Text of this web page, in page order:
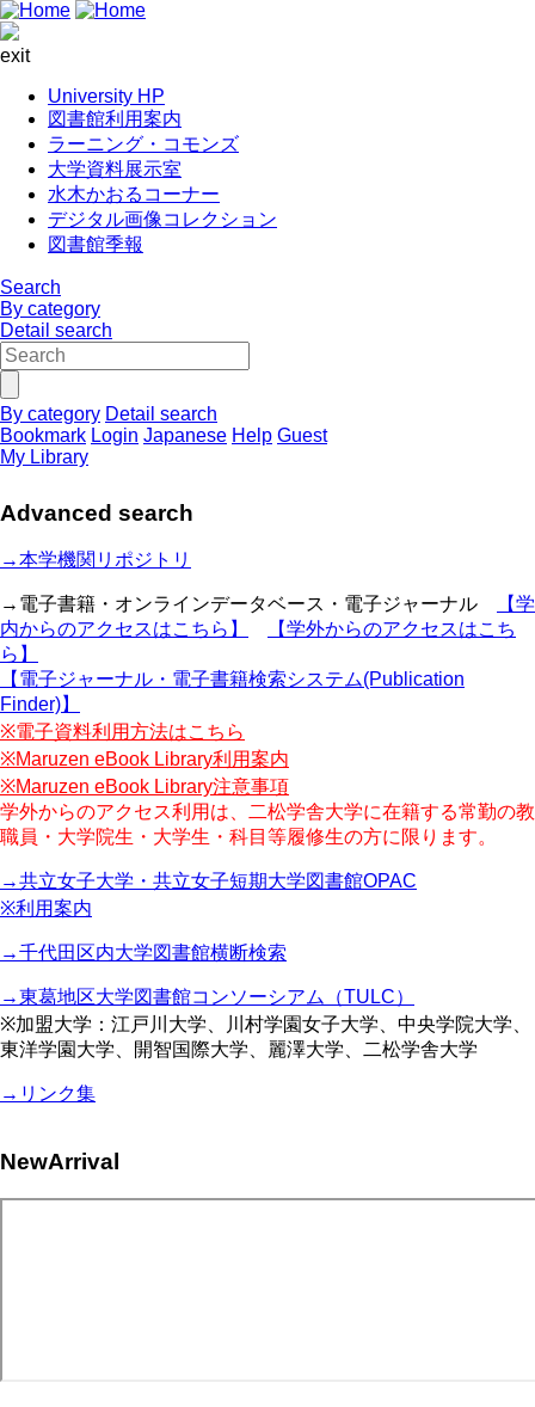
exit
University HP
図書館利用案内
ラーニング・コモンズ
大学資料展示室
水木かおるコーナー
デジタル画像コレクション
図書館季報
Search
By category
Detail search
By category Detail search
Bookmark Login Japanese Help Guest
My Library
Advanced search
→本学機関リポジトリ
→電子書籍・オンラインデータベース・電子ジャーナル
【学
内からのアクセスはこちら】
【学外からのアクセスはこち
ら】
【電子ジャーナル・電子書籍検索システム(Publication
Finder)】
※電子資料利用方法はこちら
※Maruzen eBook Library利用案内
※Maruzen eBook Library注意事項
学外からのアクセス利用は、二松学舎大学に在籍する常勤の教
職員・大学院生・大学生・科目等履修生の方に限ります。
→共立女子大学・共立女子短期大学図書館OPAC
※利用案内
→千代田区内大学図書館横断検索
→東葛地区大学図書館コンソーシアム（TULC）
※加盟大学：江戸川大学、川村学園女子大学、中央学院大学、
東洋学園大学、開智国際大学、麗澤大学、二松学舎大学
→リンク集
NewArrival